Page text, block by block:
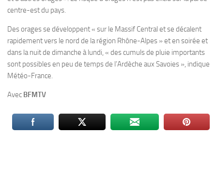
centre-est du pays.
Des orages se développent « sur le Massif Central et se décalent
rapidement vers le nord de la région Rhône-Alpes » et en soirée et
dans la nuit de dimanche à lundi, « des cumuls de pluie importants
sont possibles en peu de temps de l’Ardèche aux Savoies », indique
Météo-France.
Avec BFMTV